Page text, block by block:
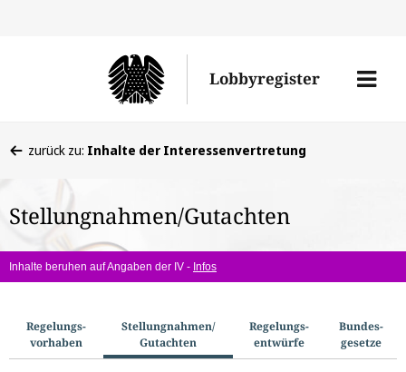
den
Lobbyregister
Menü
befinden
hier:
zurück zu: Inhalte der Interessenvertretung
Stellungnahmen/Gutachten
Inhalte beruhen auf Angaben der IV - Infos
u
Regelungs­
vorhaben
Stellungnahmen/​
Gutachten
Regelungs­
entwürfe
Bundes­
gesetze